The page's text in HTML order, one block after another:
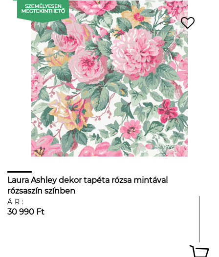
Laura Ashley dekor tapéta rózsa mintával
rózsaszín színben
ÁR:
30 990 Ft